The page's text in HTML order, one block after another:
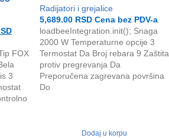
FOX
3
Radijatori i grejalice
5,689.00 RSD Cena bez PDV-a
loadbeeIntegration.init(); Snaga
2000 W Temperaturne opcije 3
Termostat Da Broj rebara 9 Zaštita
protiv pregrevanja Da
Preporučena zagrevana površina
Do
Dodaj u korpu